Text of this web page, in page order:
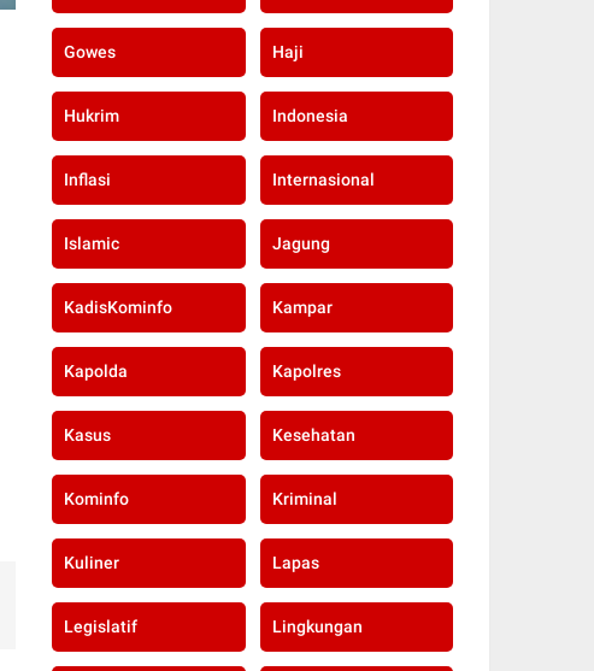
Gowes Haji
Hukrim Indonesia
Inflasi Internasional
Islamic Jagung
KadisKominfo Kampar
Kapolda Kapolres
Kasus Kesehatan
Kominfo Kriminal
Kuliner Lapas
Legislatif Lingkungan